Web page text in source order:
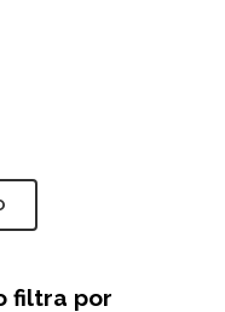
filtra por